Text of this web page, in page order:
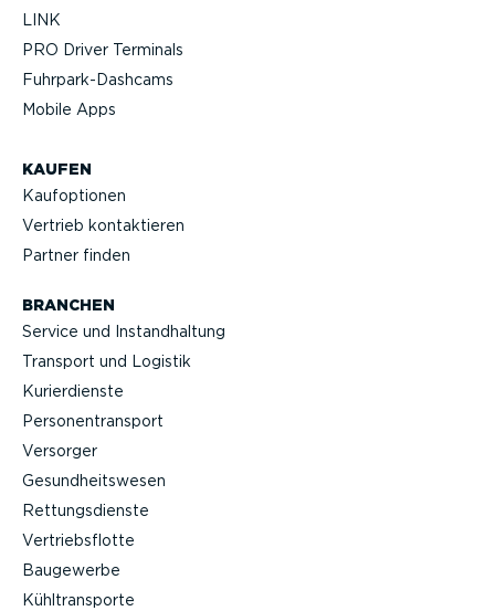
LINK
PRO Driver Terminals
Fuhrpar­k-Da­shcams
Mobile Apps
KAUFEN
Kaufop­tionen
Vertrieb kontak­tieren
Partner finden
BRANCHEN
Service und Instand­haltung
Transport und Logistik
Kurier­dienste
Perso­nen­transport
Versorger
Gesund­heits­wesen
Rettungs­dienste
Vertriebs­flotte
Baugewerbe
Kühltrans­porte